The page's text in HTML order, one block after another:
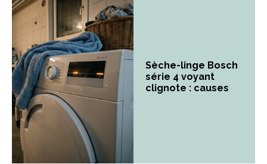
Sèche-linge Bosch
série 4 voyant
clignote : causes